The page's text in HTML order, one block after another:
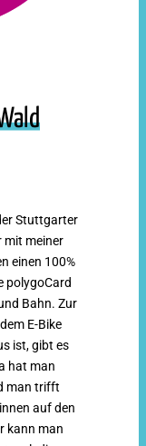
Stuttgarter
mit meiner
einen 100%
polygoCard
Bahn. Zur
E-Bike
ist, gibt es
hat man
man trifft
auf den
kann man